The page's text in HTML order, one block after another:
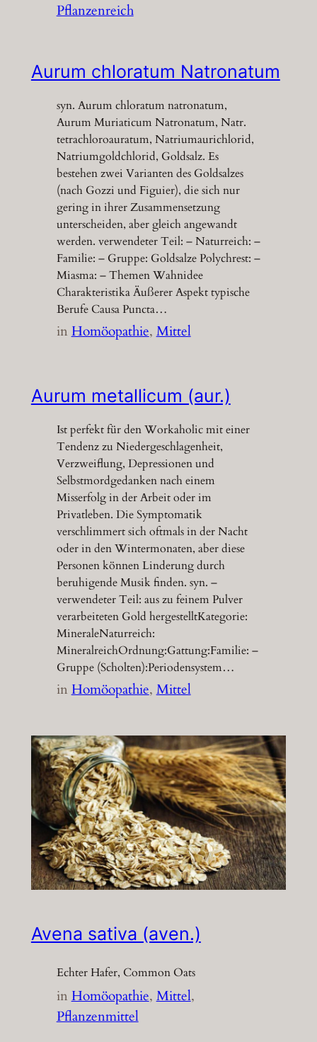
Pflanzenreich
Aurum chloratum Natronatum
syn. Aurum chloratum natronatum,
Aurum Muriaticum Natronatum, Natr.
tetrachloroauratum, Natriumaurichlorid,
Natriumgoldchlorid, Goldsalz. Es
bestehen zwei Varianten des Goldsalzes
(nach Gozzi und Figuier), die sich nur
gering in ihrer Zusammensetzung
unterscheiden, aber gleich angewandt
werden. verwendeter Teil: – Naturreich: –
Familie: – Gruppe: Goldsalze Polychrest: –
Miasma: – Themen Wahnidee
Charakteristika Äußerer Aspekt typische
Berufe Causa Puncta…
inHomöopathie, Mittel
Aurum metallicum (aur.)
Ist perfekt für den Workaholic mit einer
Tendenz zu Niedergeschlagenheit,
Verzweiflung, Depressionen und
Selbstmordgedanken nach einem
Misserfolg in der Arbeit oder im
Privatleben. Die Symptomatik
verschlimmert sich oftmals in der Nacht
oder in den Wintermonaten, aber diese
Personen können Linderung durch
beruhigende Musik finden. syn. –
verwendeter Teil: aus zu feinem Pulver
verarbeiteten Gold hergestelltKategorie:
MineraleNaturreich:
MineralreichOrdnung:Gattung:Familie: –
Gruppe (Scholten):Periodensystem…
inHomöopathie, Mittel
Avena sativa (aven.)
Echter Hafer, Common Oats
inHomöopathie, Mittel
Pflanzenmittel